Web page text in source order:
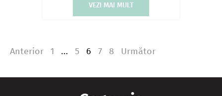
VEZI MAI MULT
Anterior 1 … 5 6 7 8 Următor